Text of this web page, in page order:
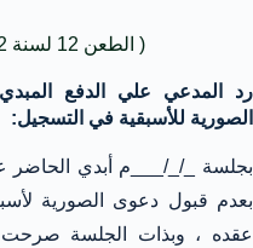
( الطعن 12 لسنة 72ق جلسة 12/5/2002 )
رد المدعي علي الدفع
الصورية للأسبقية في التسجيل:
بجلسة _/_/___م أبدي الحاضر
بعدم قبول دعوى الصورية
عقده ، وبذات الجلسة صرحت